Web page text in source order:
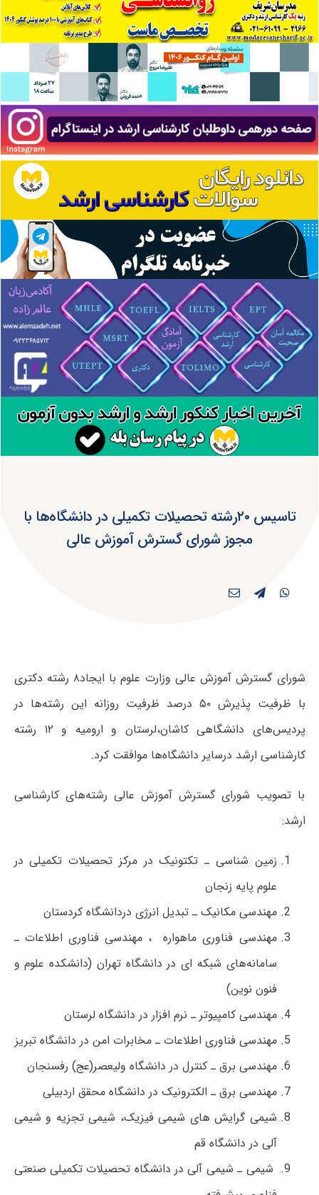
تاسیس ۲۰رشته تحصیلات تکمیلی در دانشگاه‌ها با
مجوز شورای گسترش آموزش عالی
شورای گسترش آموزش عالی وزارت علوم با ایجاد۸ رشته دکتری
با ظرفیت پذیرش ۵۰ درصد ظرفیت روزانه این رشته‌ها در
پردیس‌های دانشگاهی کاشان،لرستان و ارومیه و ۱۲ رشته
کارشناسی ارشد درسایر دانشگاه‌ها موافقت کرد.
با تصویب شورای گسترش آموزش عالی رشته‌های کارشناسی
ارشد:
زمین شناسی ـ تکتونیک در مرکز تحصیلات تکمیلی در
علوم پایه زنجان
مهندسی مکانیک ـ تبدیل انرژی دردانشگاه کردستان
مهندسی فناوری ماهواره ، مهندسی فناوری اطلاعات ـ
سامانه‌های شبکه ای در دانشگاه تهران (دانشکده علوم و
فنون نوین)
مهندسی کامپیوتر ـ نرم افزار در دانشگاه لرستان
مهندسی فناوری اطلاعات ـ مخابرات امن در دانشگاه تبریز
مهندسی برق ـ کنترل در دانشگاه ولیعصر(عج) رفسنجان
مهندسی برق ـ الکترونیک در دانشگاه محقق اردبیلی
شیمی گرایش های شیمی فیزیک، شیمی تجزیه و شیمی
آلی در دانشگاه قم
شیمی ـ شیمی آلی در دانشگاه تحصیلات تکمیلی صنعتی